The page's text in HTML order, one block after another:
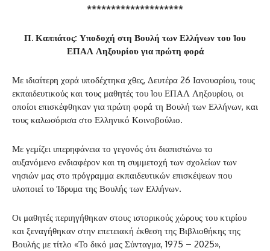
********************
Π. Καππάτος: Υποδοχή στη Βουλή των Ελλήνων του 1ου
ΕΠΑΛ Ληξουρίου για πρώτη φορά
Με ιδιαίτερη χαρά υποδέχτηκα χθες, Δευτέρα 26 Ιανουαρίου, τους
εκπαιδευτικούς και τους μαθητές του 1ου ΕΠΑΛ Ληξουρίου, οι
οποίοι επισκέφθηκαν για πρώτη φορά τη Βουλή των Ελλήνων, και
τους καλωσόρισα στο Ελληνικό Κοινοβούλιο.
Με γεμίζει υπερηφάνεια το γεγονός ότι διαπιστώνω το
αυξανόμενο ενδιαφέρον και τη συμμετοχή των σχολείων των
νησιών μας στο πρόγραμμα εκπαιδευτικών επισκέψεων που
υλοποιεί το Ίδρυμα της Βουλής των Ελλήνων.
Οι μαθητές περιηγήθηκαν στους ιστορικούς χώρους του κτιρίου
και ξεναγήθηκαν στην επετειακή έκθεση της Βιβλιοθήκης της
Βουλής με τίτλο «Το δικό μας Σύνταγμα, 1975 – 2025»,